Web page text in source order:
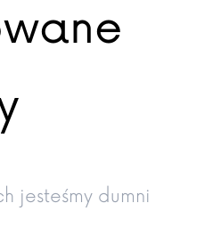
jesteśmy dumni